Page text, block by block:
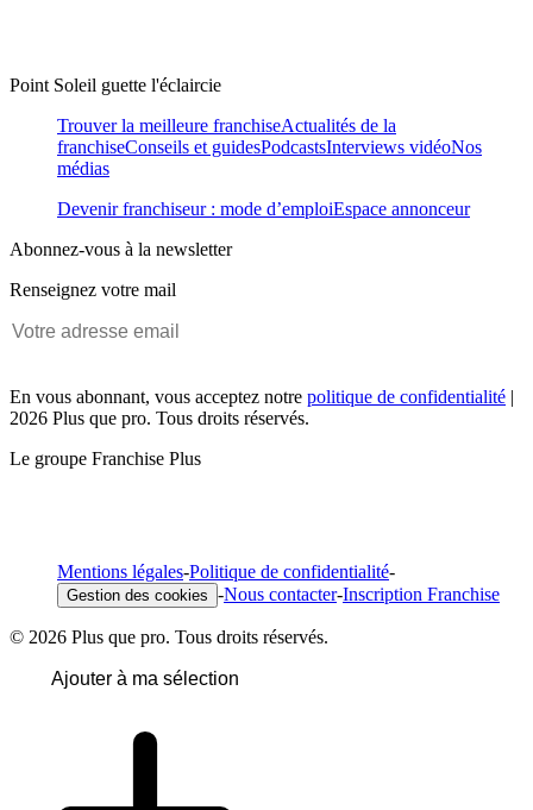
Point Soleil guette l'éclaircie
Trouver la meilleure franchiseActualités de la
franchiseConseils et guidesPodcastsInterviews vidéoNos
médias
Devenir franchiseur : mode d’emploiEspace annonceur
Abonnez-vous à la newsletter
Renseignez votre mail
En vous abonnant, vous acceptez notre politique de confidentialité |
2026 Plus que pro. Tous droits réservés.
Le groupe Franchise Plus
Mentions légales-Politique de confidentialité-
Gestion des cookies -Nous contacter-Inscription Franchise
© 2026 Plus que pro. Tous droits réservés.
Ajouter à ma sélection